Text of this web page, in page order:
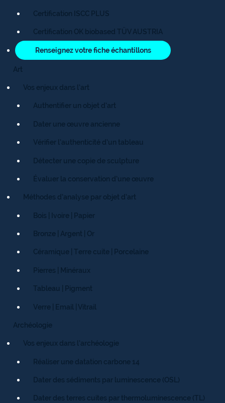
Certification ISCC PLUS
Certification OK biobased TÜV AUSTRIA
Renseignez votre fiche échantillons
Art
Vos enjeux dans l’art
Authentifier un objet d’art
Dater une œuvre ancienne
Vérifier l’authenticité d’un tableau
Détecter une copie de sculpture
Évaluer la conservation d’une œuvre
Méthodes d’analyse par objet d’art
Bois | Ivoire | Papier
Bronze | Argent | Or
Céramique | Terre cuite | Porcelaine
Pierres | Minéraux
Tableau | Pigment
Verre | Email | Vitrail
Archéologie
Vos enjeux dans l’archéologie
Réaliser une datation carbone 14
Dater des sédiments par luminescence (OSL)
Dater des terres cuites par thermoluminescence (TL)